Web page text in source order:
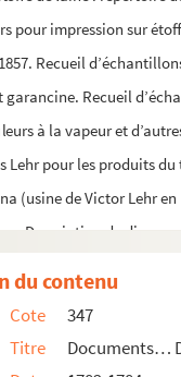
pour impression sur
Recueil
garancine. Recueil
à la vapeur et
Lehr pour les produits
(usine de Victor Lehr
Description de divers
du contenu
Cote
347
Titre
Documents…